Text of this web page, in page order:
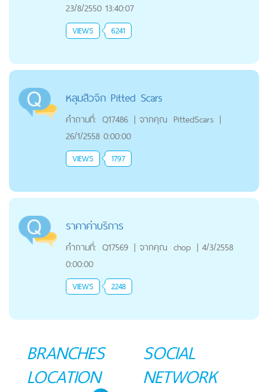
23/8/2550 13:40:07
VIEWS 6241
หลุมสิวจิก Pitted Scars
คำถามที่: Q17486 | จากคุณ PittedScars |
26/1/2558 0:00:00
VIEWS 1797
ราคาค่าบริการ
คำถามที่: Q17569 | จากคุณ chop | 4/3/2558
0:00:00
VIEWS 2248
BRANCHES
LOCATION
SOCIAL
NETWORK